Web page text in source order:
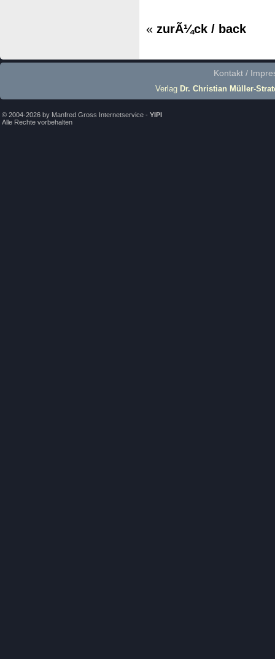
« zurÃ¼ck / back
Kontakt /
Verlag Dr. Christian Müller-
© 2004-2026 by Manfred Gross Internetservice - YIPI
Alle Rechte vorbehalten